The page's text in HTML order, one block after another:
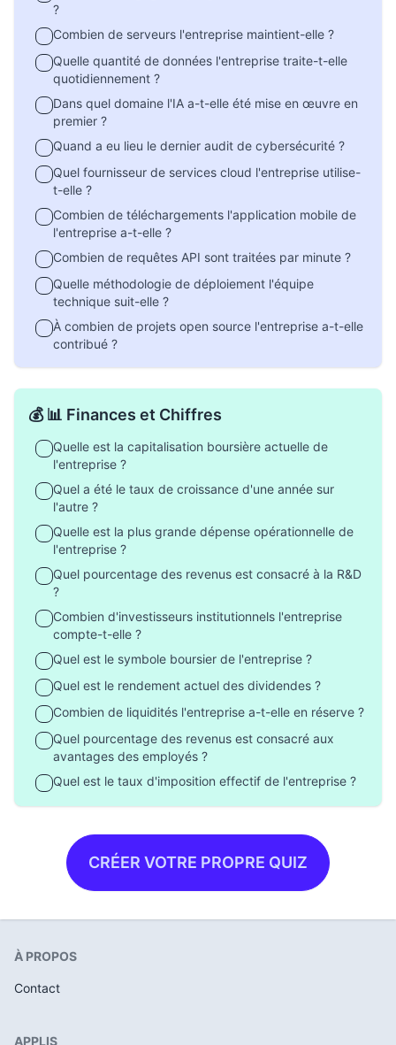
?
Combien de serveurs l'entreprise maintient-elle ?
Quelle quantité de données l'entreprise traite-t-elle
quotidiennement ?
Dans quel domaine l'IA a-t-elle été mise en œuvre en
premier ?
Quand a eu lieu le dernier audit de cybersécurité ?
Quel fournisseur de services cloud l'entreprise utilise-
t-elle ?
Combien de téléchargements l'application mobile de
l'entreprise a-t-elle ?
Combien de requêtes API sont traitées par minute ?
Quelle méthodologie de déploiement l'équipe
technique suit-elle ?
À combien de projets open source l'entreprise a-t-elle
contribué ?
💰 📊 Finances et Chiffres
Quelle est la capitalisation boursière actuelle de
l'entreprise ?
Quel a été le taux de croissance d'une année sur
l'autre ?
Quelle est la plus grande dépense opérationnelle de
l'entreprise ?
Quel pourcentage des revenus est consacré à la R&D
?
Combien d'investisseurs institutionnels l'entreprise
compte-t-elle ?
Quel est le symbole boursier de l'entreprise ?
Quel est le rendement actuel des dividendes ?
Combien de liquidités l'entreprise a-t-elle en réserve ?
Quel pourcentage des revenus est consacré aux
avantages des employés ?
Quel est le taux d'imposition effectif de l'entreprise ?
CRÉER VOTRE PROPRE QUIZ
À PROPOS
Contact
APPLIS